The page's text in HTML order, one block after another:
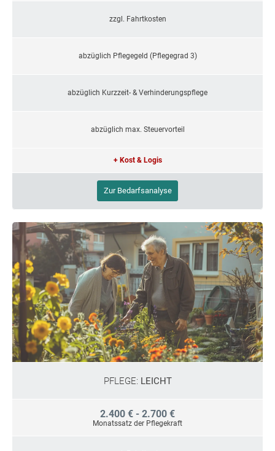
zzgl. Fahrtkosten
abzüglich Pflegegeld (Pflegegrad 3)
abzüglich Kurzzeit- & Verhinderungspflege
abzüglich max. Steuervorteil
+ Kost & Logis
Zur Bedarfsanalyse
PFLEGE: LEICHT
2.400 € - 2.700 €
Monatssatz der Pflegekraft